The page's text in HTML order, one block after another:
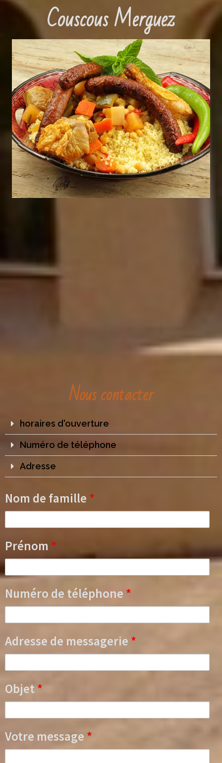
Couscous Merguez
Nous contacter
horaires d'ouverture
Numéro de téléphone
Adresse
Nom de famille *
Prénom *
Numéro de téléphone *
Adresse de messagerie *
Objet*
Votre message *